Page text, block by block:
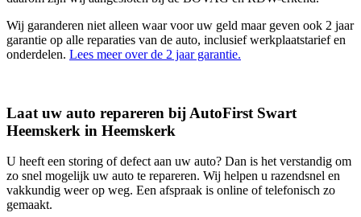
Wij garanderen niet alleen waar voor uw geld maar geven ook 2 jaar
garantie op alle reparaties van de auto, inclusief werkplaatstarief en
onderdelen. Lees meer over de 2 jaar garantie.
Laat uw auto repareren bij AutoFirst Swart
Heemskerk in Heemskerk
U heeft een storing of defect aan uw auto? Dan is het verstandig om
zo snel mogelijk uw auto te repareren. Wij helpen u razendsnel en
vakkundig weer op weg. Een afspraak is online of telefonisch zo
gemaakt.